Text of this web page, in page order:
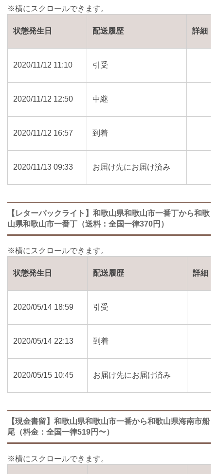
状態発生日 配送履歴 詳細
2020/11/12 11:10 引受
2020/11/12 12:50 中継
2020/11/12 16:57 到着
2020/11/13 09:33 お届け先にお届け済み
【レターパックライト】和歌山県和歌山市一番丁から和歌
山県和歌山市一番丁（送料：全国一律370円）
状態発生日 配送履歴 詳細
2020/05/14 18:59 引受
2020/05/14 22:13 到着
2020/05/15 10:45 お届け先にお届け済み
【現金書留】和歌山県和歌山市一番から和歌山県海南市船
尾（料金：全国一律519円〜）